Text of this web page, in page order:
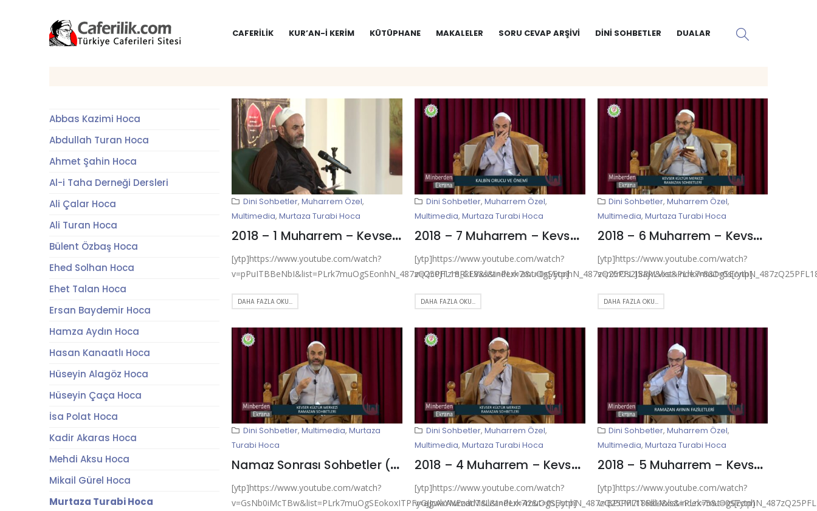
CAFERILIK KUR’AN-I KERIM KÜTÜPHANE MAKALELER SORU CEVAP ARŞIVI DINI SOHBETLER DUALAR
Dini Sohbetler, Muharrem Özel,
Multimedia,Murtaza Turabi Hoca
2018 – 1 Muharrem – Kevser Ehlibeyt Mescidi
[ytp]https://www.youtube.com/watch?
v=pPuITBBeNbI&list=PLrk7muOgSEonhN_487zQ25PFL18RkLVxs&index=2&t=0s[/ytp]
DAHA FAZLA OKU...
Dini Sohbetler, Muharrem Özel,
Multimedia, Murtaza Turabi Hoca
2018 – 7 Muharrem – Kevser Ehlibeyt Mescidi
[ytp]https://www.youtube.com/watch?
v=Qc0JTzm_CF8&list=PLrk7muOgSEonhN_487zQ25PFL18RkLVxs&index=8&t=0s[/ytp]
DAHA FAZLA OKU...
Dini Sohbetler,Muharrem Özel,
Multimedia, Murtaza Turabi Hoca
2018 – 6 Muharrem – Kevser Ehlibeyt Mescidi
[ytp]https://www.youtube.com/watch?
DAHA FAZLA OKU...
Dini Sohbetler, Multimedia, Murtaza
Turabi Hoca
Namaz Sonrası Sohbetler (14/06/2019)
[ytp]https://www.youtube.com/watch?
v=GsNb0iMcTBw&list=PLrk7muOgSEokoxITPFyGJJcAxAwmadTsL&index=42&t=0s[/ytp]
Dini Sohbetler, Muharrem Özel,
Multimedia, Murtaza Turabi Hoca
2018 – 4 Muharrem – Kevser Ehlibeyt Mescidi
[ytp]https://www.youtube.com/watch?
v=agwkYNEzdtM&list=PLrk7muOgSEonhN_487zQ25PFL18RkLVxs&index=5&t=0s[/ytp]
Dini Sohbetler,Muharrem Özel,
Multimedia, Murtaza Turabi Hoca
2018 – 5 Muharrem – Kevser Ehlibeyt Mescidi
[ytp]https://www.youtube.com/watch?
Abbas Kazimi Hoca
Abdullah Turan Hoca
Ahmet Şahin Hoca
Al-i Taha Derneği Dersleri
Ali Çalar Hoca
Ali Turan Hoca
Bülent Özbaş Hoca
Ehed Solhan Hoca
Ehet Talan Hoca
Ersan Baydemir Hoca
Hamza Aydın Hoca
Hasan Kanaatlı Hoca
Hüseyin Alagöz Hoca
Hüseyin Çaça Hoca
İsa Polat Hoca
Kadir Akaras Hoca
Mehdi Aksu Hoca
Mikail Gürel Hoca
Murtaza Turabi Hoca